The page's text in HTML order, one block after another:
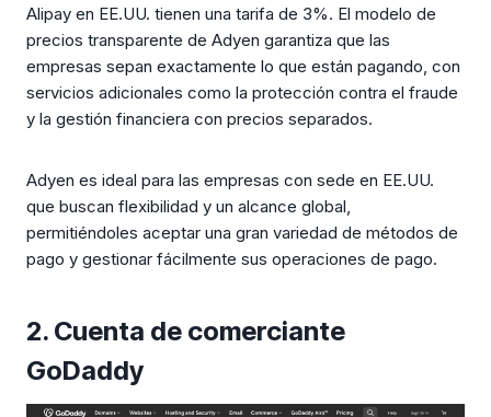
Alipay en EE.UU. tienen una tarifa de 3%. El modelo de
precios transparente de Adyen garantiza que las
empresas sepan exactamente lo que están pagando, con
servicios adicionales como la protección contra el fraude
y la gestión financiera con precios separados.
Adyen es ideal para las empresas con sede en EE.UU.
que buscan flexibilidad y un alcance global,
permitiéndoles aceptar una gran variedad de métodos de
pago y gestionar fácilmente sus operaciones de pago.
2. Cuenta de comerciante
GoDaddy